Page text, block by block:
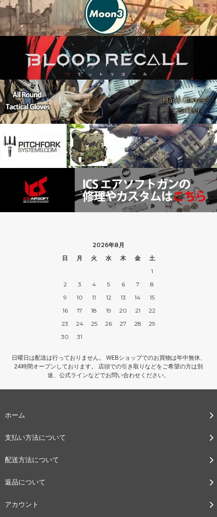
2026年8月
日
月 火 水 木 金
土
1
2
3 4 5 6 7
8
9
10 11 12 13 14
15
16
17 18 19 20 21
22
23
24 25 26 27 28
29
30
31
日曜日は配送は行っておりません。 WEBショップでのお買物は年中無休、
24時間オープンしております。 店頭での引き取りなどをご希望の方は別
途、公式ラインなどでお問い合わせください。
ホーム
支払い方法について
配送方法について
返品について
アカウント